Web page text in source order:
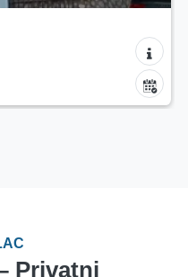
Privatni